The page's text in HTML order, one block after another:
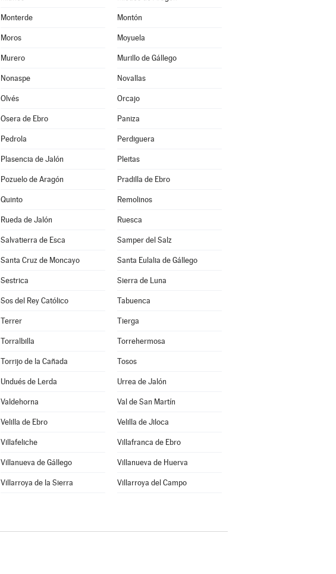
Monterde Montón
Moros Moyuela
Murero Murillo de Gállego
Nonaspe Novallas
Olvés Orcajo
Osera de Ebro Paniza
Pedrola Perdiguera
Plasencia de Jalón Pleitas
Pozuelo de Aragón Pradilla de Ebro
Quinto Remolinos
Rueda de Jalón Ruesca
Salvatierra de Esca Samper del Salz
Santa Cruz de Moncayo Santa Eulalia de Gállego
Sestrica Sierra de Luna
Sos del Rey Católico Tabuenca
Terrer Tierga
Torralbilla Torrehermosa
Torrijo de la Cañada Tosos
Undués de Lerda Urrea de Jalón
Valdehorna Val de San Martín
Velilla de Ebro Velilla de Jiloca
Villafeliche Villafranca de Ebro
Villanueva de Gállego Villanueva de Huerva
Villarroya de la Sierra Villarroya del Campo